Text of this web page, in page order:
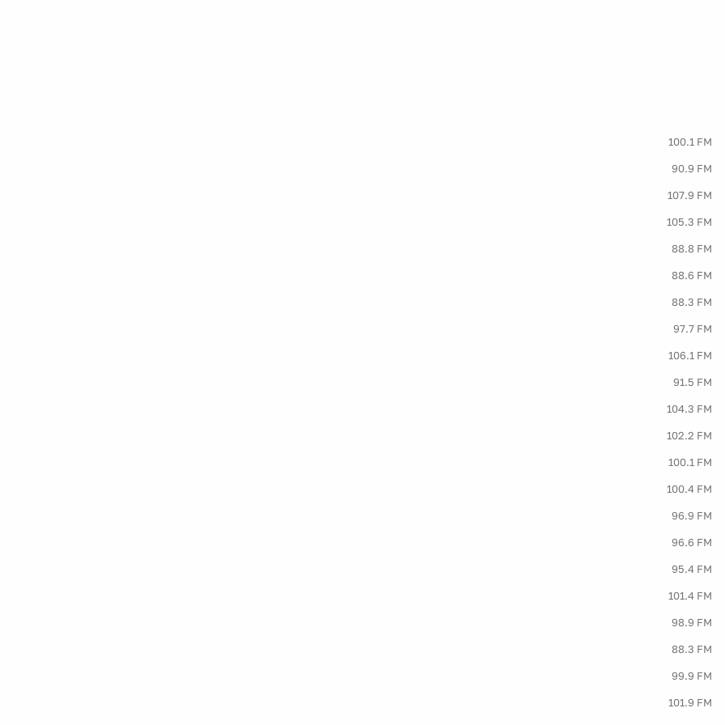
100.1 FM
90.9 FM
107.9 FM
105.3 FM
88.8 FM
88.6 FM
88.3 FM
97.7 FM
106.1 FM
91.5 FM
104.3 FM
102.2 FM
100.1 FM
100.4 FM
96.9 FM
96.6 FM
95.4 FM
101.4 FM
98.9 FM
88.3 FM
99.9 FM
101.9 FM